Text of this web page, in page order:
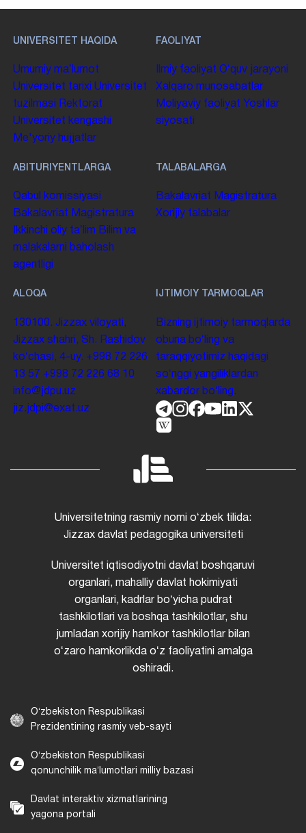
UNIVERSITET HAQIDA
Umumiy maʼlumot
Universitet tarixi Universitet
tuzilmasi
Rektorat
Universitet kengashi
Me'yoriy hujjatlar
FAOLIYAT
Ilmiy faoliyat Oʻquv jarayoni
Xalqaro munosabatlar
Moliyaviy faoliyat Yoshlar
siyosati
ABITURIYENTLARGA
Qabul komissiyasi
Bakalavriat Magistratura
Ikkinchi oliy taʼlim Bilim va
malakalarni baholash
agentligi
TALABALARGA
Bakalavriat Magistratura
Xorijiy talabalar
ALOQA
130100. Jizzax viloyati,
Jizzax shahri, Sh. Rashidov
koʻchasi, 4-uy. +998 72 226
13 57 +998 72 226 68 10
info@jdpu.uz
jiz.jdpi@exat.uz
IJTIMOIY TARMOQLAR
Bizning ijtimoiy tarmoqlarda
obuna boʻling va
taraqqiyotimiz haqidagi
soʻnggi yangiliklardan
xabardor boʻling.
Universitetning rasmiy nomi oʻzbek tilida:
Jizzax davlat pedagogika universiteti
Universitet iqtisodiyotni davlat boshqaruvi
organlari, mahalliy davlat hokimiyati
organlari, kadrlar boʻyicha pudrat
tashkilotlari va boshqa tashkilotlar, shu
jumladan xorijiy hamkor tashkilotlar bilan
oʻzaro hamkorlikda oʻz faoliyatini amalga
oshiradi.
Oʻzbekiston Respublikasi
Prezidentining rasmiy veb-sayti
Oʻzbekiston Respublikasi
qonunchilik maʼlumotlari milliy bazasi
Davlat interaktiv xizmatlarining
yagona portali